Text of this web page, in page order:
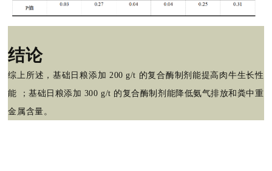
结论
综上所述，基础日粮添加 200 g/t 的复合酶制剂能提高肉牛生长性
能 ；基础日粮添加 300 g/t 的复合酶制剂能降低氨气排放和粪中重
金属含量。